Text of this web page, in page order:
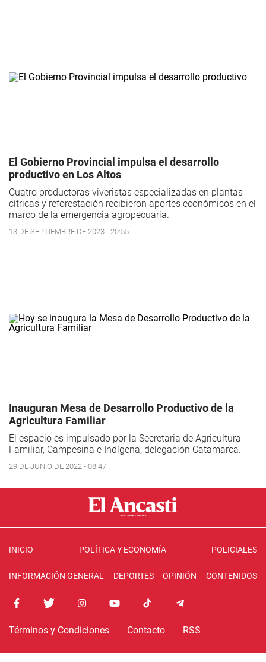
El Gobierno Provincial impulsa el desarrollo
productivo en Los Altos
Cuatro productoras viveristas especializadas en plantas
cítricas y reforestación recibieron aportes económicos en el
marco de la emergencia agropecuaria.
13 DE SEPTIEMBRE DE 2023 - 20:55
Inauguran Mesa de Desarrollo Productivo de la
Agricultura Familiar
El espacio es impulsado por la Secretaria de Agricultura
Familiar, Campesina e Indígena, delegación Catamarca.
29 DE JUNIO DE 2022 - 08:47
INICIO POLÍTICA Y ECONOMÍA POLICIALES
INFORMACIÓN GENERAL DEPORTES OPINIÓN CONTENIDOS
Términos y Condiciones Contacto RSS